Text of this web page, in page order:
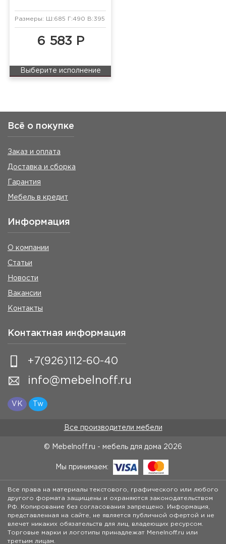
Размеры: Ш:685 Г:490 В:395 мм
6 583 Р
Выберите исполнение
Всё о покупке
Заказ и оплата
Доставка и сборка
Гарантия
Мебель в кредит
Информация
О компании
Статьи
Новости
Вакансии
Контакты
Контактная информация
+7(926)112-60-40
info@mebelnoff.ru
VK Tw
Все производители мебели
© Mebelnoff.ru - мебель для дома 2026
Мы принимаем:
Все права на материалы текстового, графического или любого
другого формата защищены и охраняются законодательством
РФ. Копирование без согласования запрещено. Информация,
представленная на сайте, не является публичной офертой и не
влечет никаких обязательств для лиц, владеющих ресурсом.
Торговые марки и логотипы принадлежат Menelnoff.ru или
третьим лицам.